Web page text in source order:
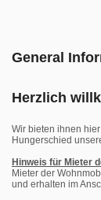
General
Herzlich
Wir bieten ihnen
Hungerschied
Hinweis für Mieter
Mieter der
und erhalten im